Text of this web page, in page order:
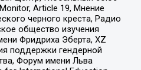
Article 19, Мнение
черного креста, Радио
общество изучения
Фридриха Эберта, XZ
поддержки гендерной
Форум имени Льва